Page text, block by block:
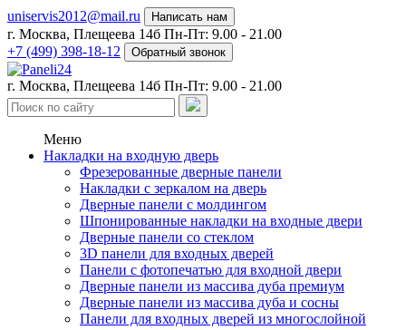
uniservis2012@mail.ru Написать нам
г. Москва, Плещеева 14б Пн-Пт: 9.00 - 21.00
+7 (499) 398-18-12
Обратный звонок
г. Москва, Плещеева 14б Пн-Пт: 9.00 - 21.00
Меню
Накладки на входную дверь
Фрезерованные дверные панели
Накладки с зеркалом на дверь
Дверные панели с молдингом
Шпонированные накладки на входные двери
Дверные панели со стеклом
3D панели для входных дверей
Панели с фотопечатью для входной двери
Дверные панели из массива дуба премиум
Дверные панели из массива дуба и сосны
Панели для входных дверей из многослойной